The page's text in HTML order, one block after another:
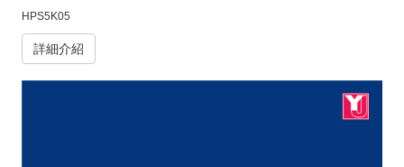
HPS5K05
詳細介紹